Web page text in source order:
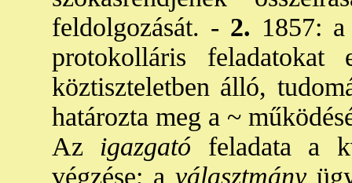
feldolgozását. - 2. 1857:
protokolláris feladatokat
köztiszteletben álló,
határozta meg a ~
Az igazgató feladata a
végzése; a választmány